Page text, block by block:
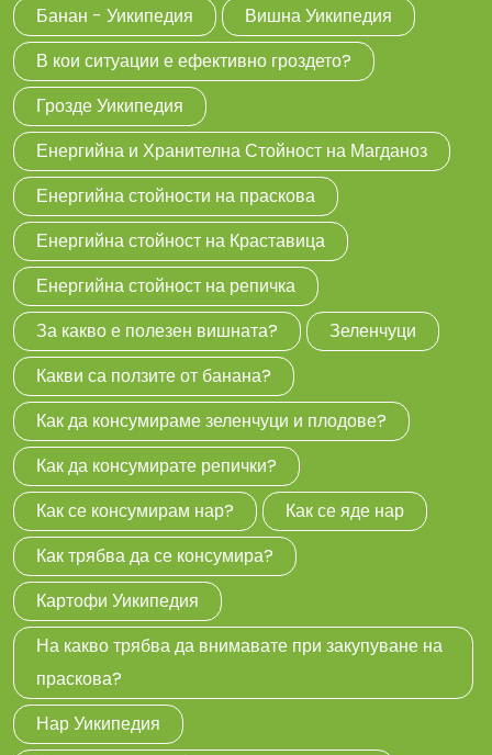
Банан - Уикипедия
Вишна Уикипедия
В кои ситуации е ефективно гроздето?
Грозде Уикипедия
Енергийна и Хранителна Стойност на Магданоз
Енергийна стойности на праскова
Енергийна стойност на Краставица
Енергийна стойност на репичка
За какво е полезен вишната?
Зеленчуци
Какви са ползите от банана?
Как да консумираме зеленчуци и плодове?
Как да консумирате репички?
Как се консумирам нар?
Как се яде нар
Как трябва да се консумира?
Картофи Уикипедия
На какво трябва да внимавате при закупуване на
праскова?
Нар Уикипедия